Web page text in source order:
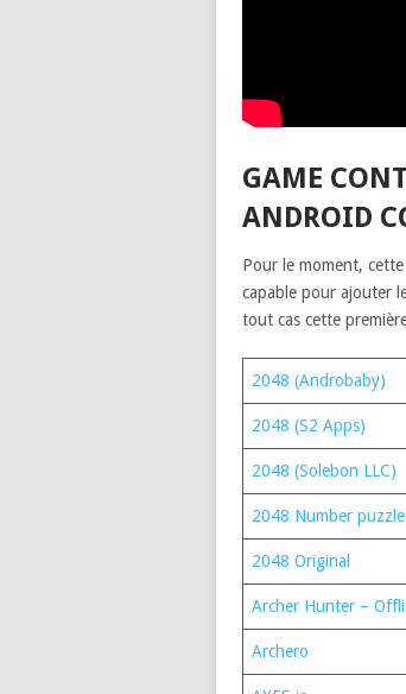
GAME
ANDROID
Pour le moment,
capable pour ajouter
tout cas cette
2048 (Androbaby)⁠
2048 (S2 Apps)⁠
2048 (Solebon LLC)⁠
2048 Number
2048 Original⁠
Archer Hunter –
Archero⁠